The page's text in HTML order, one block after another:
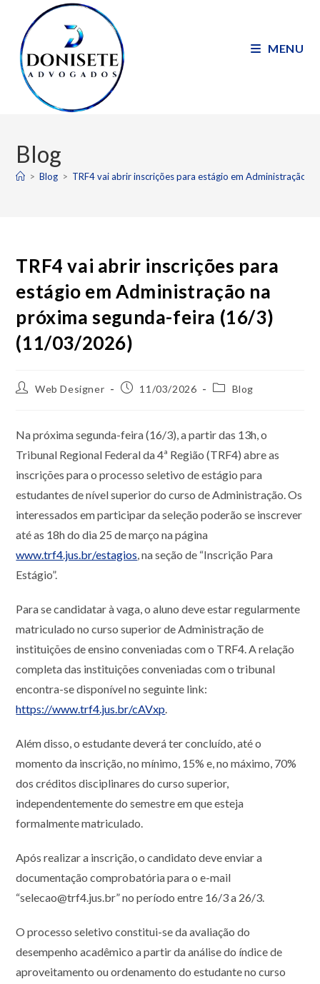
MENU
Blog
> Blog > TRF4 vai abrir inscrições para estágio em Administração
TRF4 vai abrir inscrições para
estágio em Administração na
próxima segunda-feira (16/3)
(11/03/2026)
Web Designer 11/03/2026 Blog
Na próxima segunda-feira (16/3), a partir das 13h, o
Tribunal Regional Federal da 4ª Região (TRF4) abre as
inscrições para o processo seletivo de estágio para
estudantes de nível superior do curso de Administração. Os
interessados em participar da seleção poderão se inscrever
até as 18h do dia 25 de março na página
www.trf4.jus.br/estagios, na seção de “Inscrição Para
Estágio”.
Para se candidatar à vaga, o aluno deve estar regularmente
matriculado no curso superior de Administração de
instituições de ensino conveniadas com o TRF4. A relação
completa das instituições conveniadas com o tribunal
encontra-se disponível no seguinte link:
https://www.trf4.jus.br/cAVxp.
Além disso, o estudante deverá ter concluído, até o
momento da inscrição, no mínimo, 15% e, no máximo, 70%
dos créditos disciplinares do curso superior,
independentemente do semestre em que esteja
formalmente matriculado.
Após realizar a inscrição, o candidato deve enviar a
documentação comprobatória para o e-mail
“selecao@trf4.jus.br” no período entre 16/3 a 26/3.
O processo seletivo constitui-se da avaliação do
desempenho acadêmico a partir da análise do índice de
aproveitamento ou ordenamento do estudante no curso